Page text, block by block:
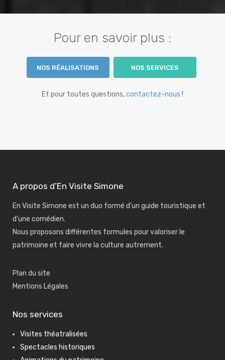
Pour en savoir plus :
NOS RÉALISATIONS NOS SERVICES
Et pour toutes questions,contactez-nous !
A propos d’En Visite Simone
En Visite Simone est un duo formé d’un guide touristique et
d’une comédien.
Nous proposons différentes formules pour valoriser le
patrimoine et faire vivre la culture autrement.
Plan du site
Mentions Légales
Nos services
Visites théatralisées
Spectacles historiques